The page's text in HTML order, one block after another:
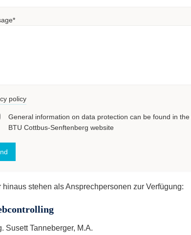
*
policy
General information on data protection can be found in the
BTU Cottbus-Senftenberg website
hinaus stehen als Ansprechpersonen zur Verfügung:
Susett Tanneberger, M.A.